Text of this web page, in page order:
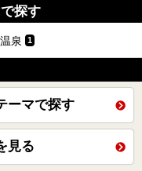
探す
泉 1
ーマで探す
見る